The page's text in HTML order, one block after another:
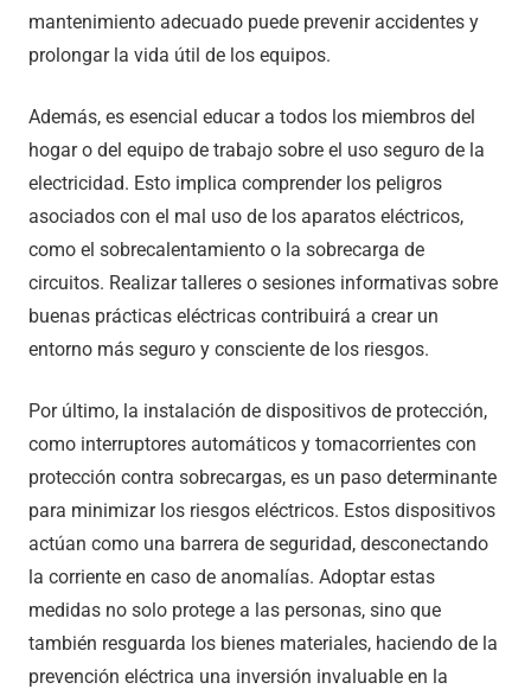
mantenimiento adecuado puede prevenir accidentes y
prolongar la vida útil de los equipos.
Además, es esencial educar a todos los miembros del
hogar o del equipo de trabajo sobre el uso seguro de la
electricidad. Esto implica comprender los peligros
asociados con el mal uso de los aparatos eléctricos,
como el sobrecalentamiento o la sobrecarga de
circuitos. Realizar talleres o sesiones informativas sobre
buenas prácticas eléctricas contribuirá a crear un
entorno más seguro y consciente de los riesgos.
Por último, la instalación de dispositivos de protección,
como interruptores automáticos y tomacorrientes con
protección contra sobrecargas, es un paso determinante
para minimizar los riesgos eléctricos. Estos dispositivos
actúan como una barrera de seguridad, desconectando
la corriente en caso de anomalías. Adoptar estas
medidas no solo protege a las personas, sino que
también resguarda los bienes materiales, haciendo de la
prevención eléctrica una inversión invaluable en la